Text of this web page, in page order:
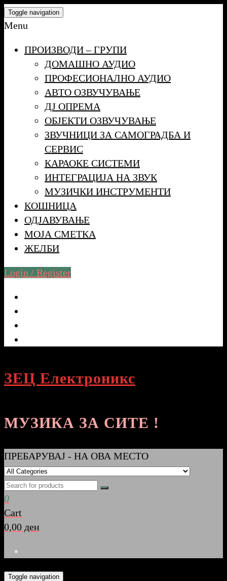
Skip
to
content
Toggle navigation
Menu
ПРОИЗВОДИ – ГРУПИ
ДОМАШНО АУДИО
ПРОФЕСИОНАЛНО АУДИО
АВТО ОЗВУЧУВАЊЕ
ДЈ ОПРЕМА
ОБЈЕКТИ ОЗВУЧУВАЊЕ
ЗВУЧНИЦИ ЗА САМОГРАДБА И
СЕРВИС
КАРАОКЕ СИСТЕМИ
ИНТЕГРАЦИЈА НА ЗВУК
МУЗИЧКИ ИНСТРУМЕНТИ
КОШНИЦА
ОДЈАВУВАЊЕ
МОЈА СМЕТКА
ЖЕЛБИ
Login / Register
ЗЕЦ Електроникс
МУЗИКА ЗА СИТЕ !
ПРЕБАРУВАЈ - НА ОВА МЕСТО
0
Cart
0,00 ден
Toggle navigation